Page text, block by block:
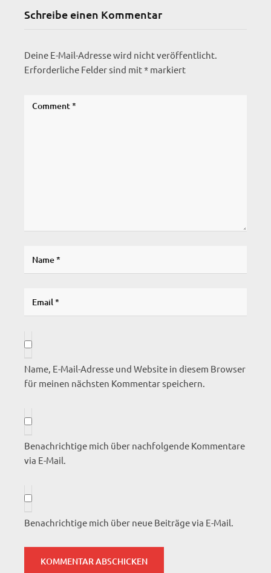
Schreibe einen Kommentar
Deine E-Mail-Adresse wird nicht veröffentlicht.
Erforderliche Felder sind mit* markiert
Name, E-Mail-Adresse und Website in diesem Browser
für meinen nächsten Kommentar speichern.
Benachrichtige mich über nachfolgende Kommentare
via E-Mail.
Benachrichtige mich über neue Beiträge via E-Mail.